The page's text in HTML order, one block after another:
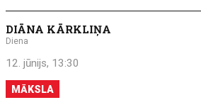
DIĀNA KĀRKLIŅA
Diena
12. jūnijs, 13:30
MĀKSLA